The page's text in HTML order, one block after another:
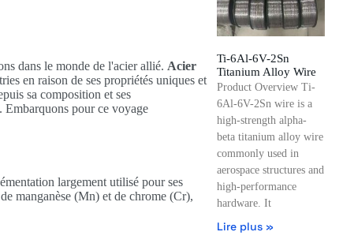
dans le monde de l'acier allié. Acier
en raison de ses propriétés uniques et
sa composition et ses
Embarquons pour ce voyage
largement utilisé pour ses
manganèse (Mn) et de chrome (Cr),
Ti-6Al-6V-2Sn
Titanium Alloy Wire
Product Overview Ti-
6Al-6V-2Sn wire is a
high-strength alpha-
beta titanium alloy wire
commonly used in
aerospace structures and
high-performance
hardware. It
Lire plus »